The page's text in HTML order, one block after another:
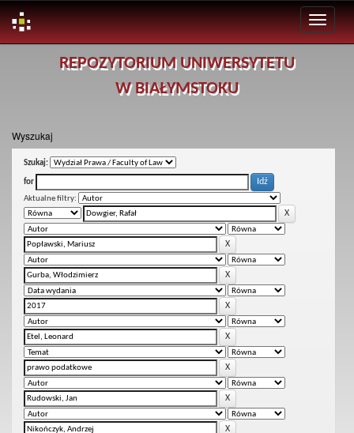
REPOZYTORIUM UNIWERSYTETU
W BIAŁYMSTOKU
Wyszukaj
Szukaj:
for
Aktualne filtry: